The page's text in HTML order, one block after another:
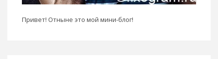
Привет! Отныне это мой мини-блог!